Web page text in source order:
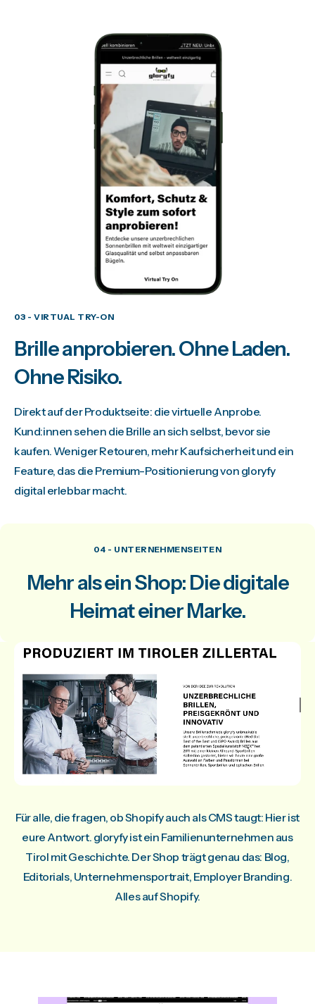
03 - VIRTUAL TRY-ON
Brille anprobieren. Ohne Laden.
Ohne Risiko.
Direkt auf der Produktseite: die virtuelle Anprobe.
Kund:innen sehen die Brille an sich selbst, bevor sie
kaufen. Weniger Retouren, mehr Kaufsicherheit und ein
Feature, das die Premium-Positionierung von gloryfy
digital erlebbar macht.
04 - UNTERNEHMENSEITEN
Mehr als ein Shop: Die digitale
Heimat einer Marke.
Für alle, die fragen, ob Shopify auch als CMS taugt: Hier ist
eure Antwort. gloryfy ist ein Familienunternehmen aus
Tirol mit Geschichte. Der Shop trägt genau das: Blog,
Editorials, Unternehmensportrait, Employer Branding.
Alles auf Shopify.